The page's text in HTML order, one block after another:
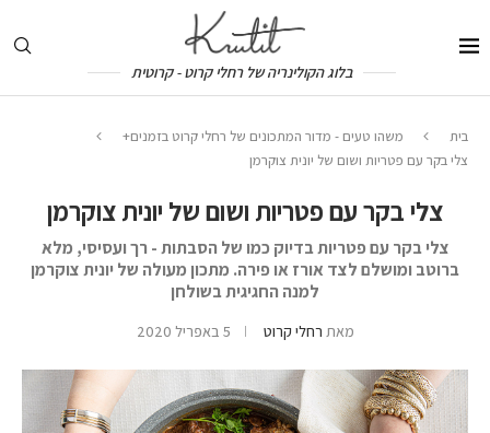
בלוג הקולינריה של רחלי קרוט - קרוטית
בית
משהו טעים - מדור המתכונים של רחלי קרוט בזמנים+
צלי בקר עם פטריות ושום של יונית צוקרמן
צלי בקר עם פטריות ושום של יונית צוקרמן
צלי בקר עם פטריות בדיוק כמו של הסבתות - רך ועסיסי, מלא
ברוטב ומושלם לצד אורז או פירה. מתכון מעולה של יונית צוקרמן
למנה החגיגית בשולחן
מאת רחלי קרוט 5 באפריל 2020